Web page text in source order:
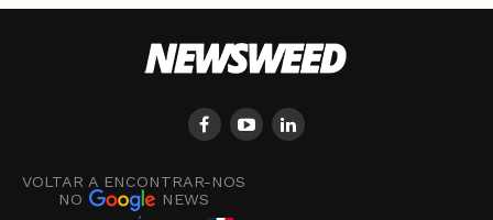
VOLTAR A ENCONTRAR-NOS
NO
NEWS